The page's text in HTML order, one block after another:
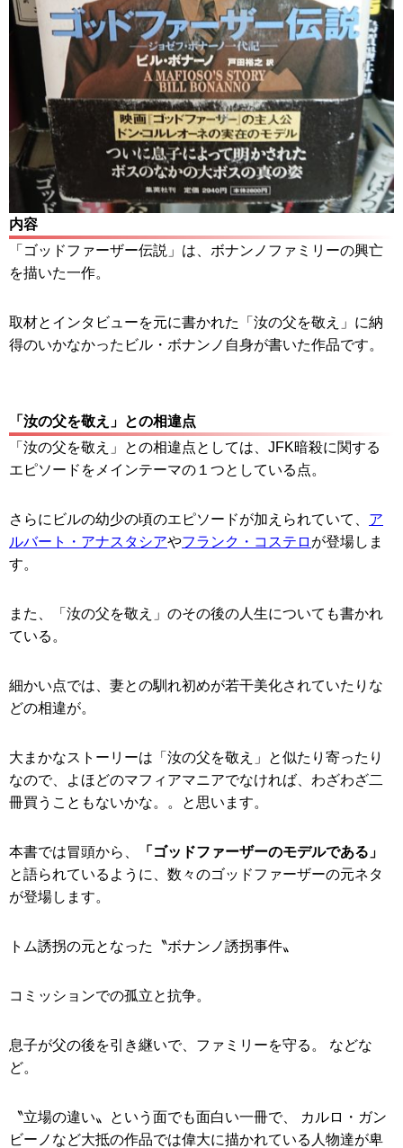
内容
「ゴッドファーザー伝説」は、ボナンノファミリーの興亡
を描いた一作。
取材とインタビューを元に書かれた「汝の父を敬え」に納
得のいかなかったビル・ボナンノ自身が書いた作品です。
「汝の父を敬え」との相違点
「汝の父を敬え」との相違点としては、JFK暗殺に関する
エピソードをメインテーマの１つとしている点。
さらにビルの幼少の頃のエピソードが加えられていて、 ア
ルバート・アナスタシアやフランク・コステロ が登場しま
す。
また、「汝の父を敬え」のその後の人生についても書かれ
ている。
細かい点では、妻との馴れ初めが若干美化されていたりな
どの相違が。
大まかなストーリーは「汝の父を敬え」と似たり寄ったり
なので、よほどのマフィアマニアでなければ、わざわざ二
冊買うこともないかな。。と思います。
本書では冒頭から、
「ゴッドファーザーのモデルである」
と語られているように、数々のゴッドファーザーの元ネタ
が登場します。
トム誘拐の元となった〝ボナンノ誘拐事件〟
コミッションでの孤立と抗争。
息子が父の後を引き継いで、ファミリーを守る。 などな
ど。
〝立場の違い〟という面でも面白い一冊で、 カルロ・ガン
ビーノなど大抵の作品では偉大に描かれている人物達が卑